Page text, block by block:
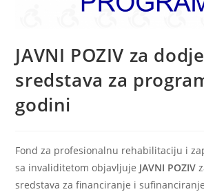
JAVNI POZIV za
sredstava za
godini
Fond za profesionalnu rehabilitaciju i
sa invaliditetom objavljuje JAVNI POZIV
sredstava za financiranje i